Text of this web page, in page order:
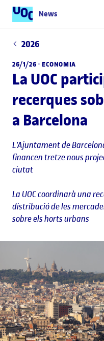
News
2026
26/1/26 · ECONOMIA
La UOC
recerques
a Barcelona
L'Ajuntament de
financen tretze nous
ciutat
La UOC coordinarà una
distribució de les
sobre els horts urbans